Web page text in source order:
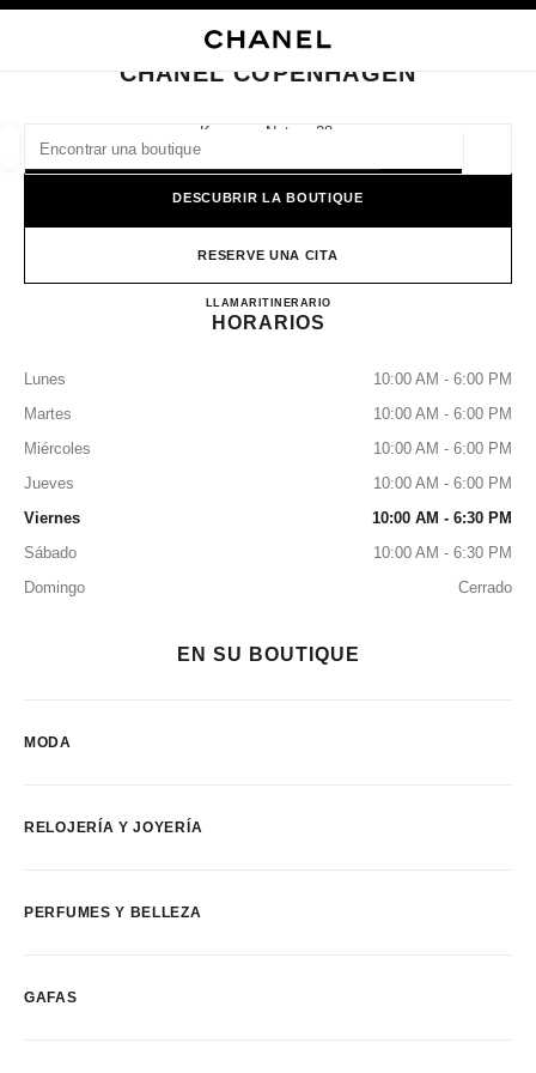
las sugerencias se muestran debajo de esta barra de búsqueda
0 Sugerencias disponibles
CERRAR TARJETA DE BOUTIQUE CHANEL COPENHAGEN
CHANEL COPENHAGEN
Kongens Nytorv 28,
DESCUBRIR LA BOUTIQUE
RESERVE UNA CITA
LLAMAR33181700ITINERARIOCHANEL COPENHAGEN
HORARIOS
Lunes
10:00 AM - 6:00 PM
Martes
10:00 AM - 6:00 PM
Miércoles
10:00 AM - 6:00 PM
Jueves
10:00 AM - 6:00 PM
Viernes
10:00 AM - 6:30 PM
Sábado
10:00 AM - 6:30 PM
Domingo
Cerrado
EN SU BOUTIQUE
MODA
RELOJERÍA Y JOYERÍA
PERFUMES Y BELLEZA
GAFAS
resultado de los filtros por:
GAFAS RELOJERÍA Y JOYERÍA